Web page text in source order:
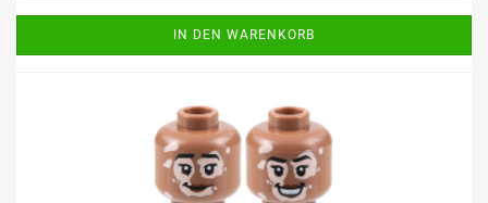
IN DEN WARENKORB